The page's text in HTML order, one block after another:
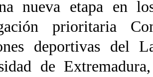
nueva etapa en
prioritaria
deportivas del
de